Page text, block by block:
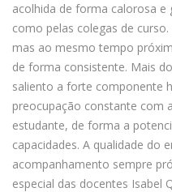
acolhida de forma calorosa e
como pelas colegas de
mas ao mesmo tempo
de forma consistente. Mais
saliento a forte componente
preocupação constante com
estudante, de forma a
capacidades. A qualidade do
acompanhamento sempre
especial das docentes Isabel